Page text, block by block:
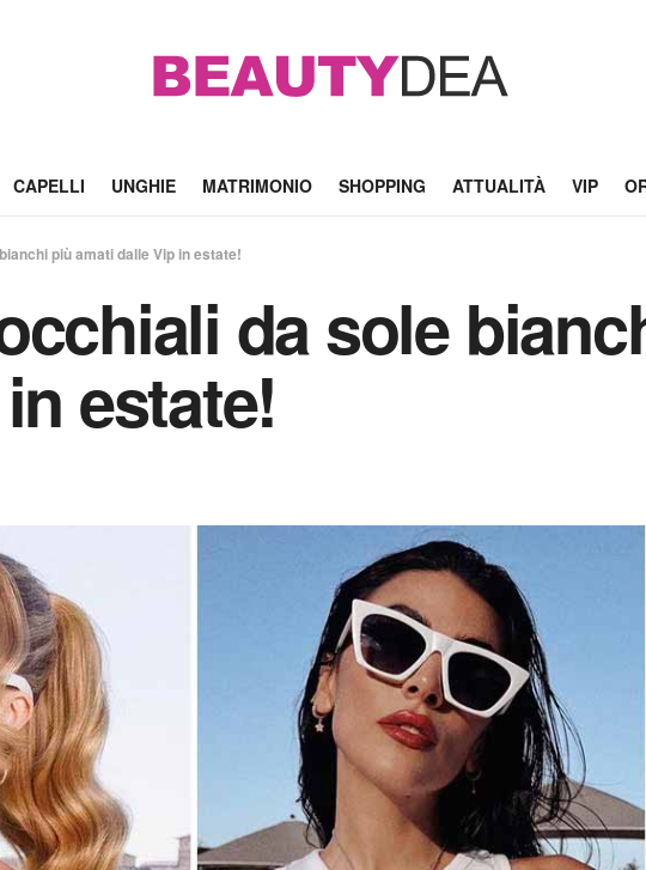
CAPELLI UNGHIE MATRIMONIO SHOPPING ATTUALITÀ VIP
più amati dalle Vip in estate!
da sole
estate!